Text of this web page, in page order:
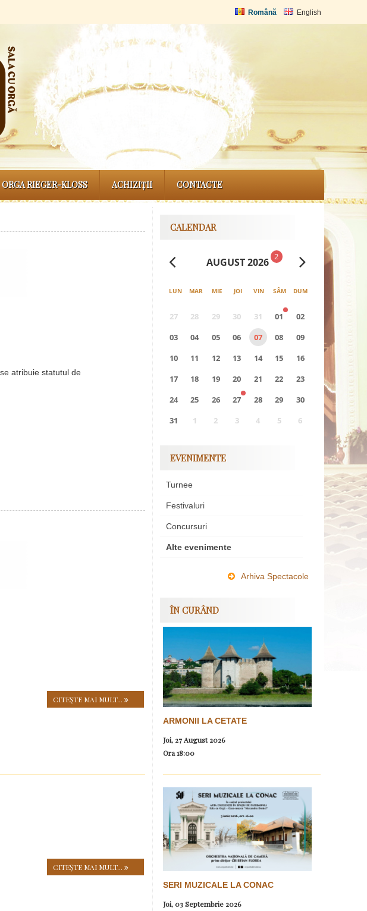
Română English
ORGA RIEGER-KLOSS ACHIZIȚII CONTACTE
atribuie statutul de
CITEŞTE MAI MULT...
CITEŞTE MAI MULT...
CALENDAR
AUGUST 2026 2
LUN MAR MIE JOI VIN SÂM DUM
27 28 29 30 31 01
02
03
04 05 06 07 08
09
10
11 12 13 14 15
16
17
18 19 20 21 22
23
24
25 26 27 28 29
30
31
1 2 3 4 5 6
EVENIMENTE
Turnee
Festivaluri
Concursuri
Alte evenimente
Arhiva Spectacole
ÎN CURÂND
ARMONII LA CETATE
Joi, 27 August 2026
Ora18:00
SERI MUZICALE LA CONAC
Joi, 03 Septembrie 2026